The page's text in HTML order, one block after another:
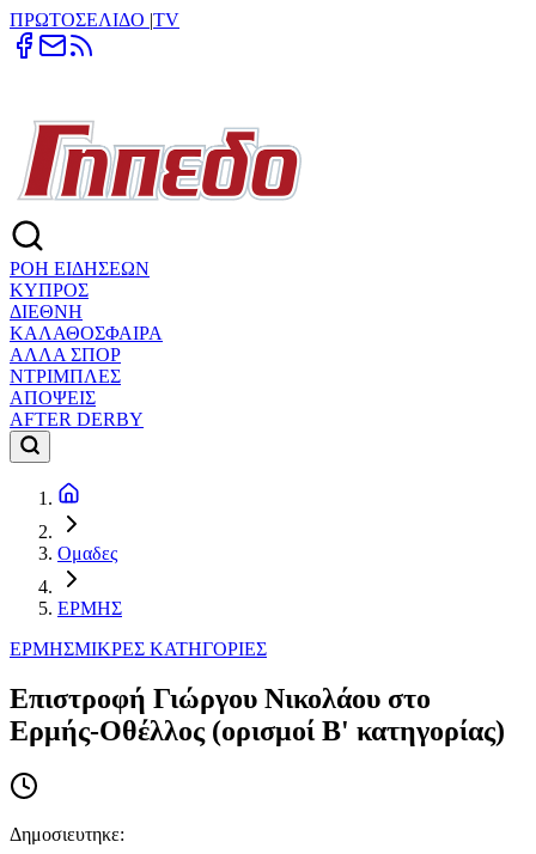
ΠΡΩΤΟΣΕΛΙΔΟ |TV
ΡΟΗ ΕΙΔΗΣΕΩΝ
ΚΥΠΡΟΣ
ΔΙΕΘΝΗ
ΚΑΛΑΘΟΣΦΑΙΡΑ
ΑΛΛΑ ΣΠΟΡ
ΝΤΡΙΜΠΛΕΣ
ΑΠΟΨΕΙΣ
AFTER DERBY
Ομαδες
ΕΡΜΗΣ
ΕΡΜΗΣΜΙΚΡΕΣ ΚΑΤΗΓΟΡΙΕΣ
Επιστροφή Γιώργου Νικολάου στο
Ερμής-Οθέλλος (ορισμοί Β' κατηγορίας)
Δημοσιευτηκε: